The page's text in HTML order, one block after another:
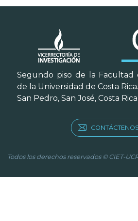
Segundo piso de la Facultad
de la Universidad de Costa Rica.
San Pedro, San José, Costa Rica.
Todos los derechos reservados © CIET-